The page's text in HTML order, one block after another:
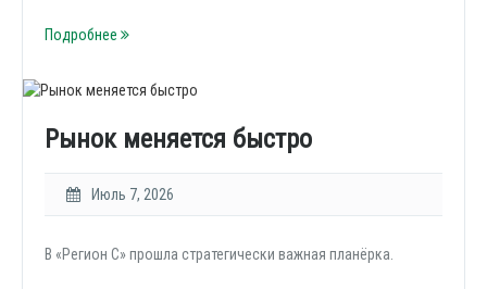
Подробнее
Рынок меняется быстро
Июль 7, 2026
В «Регион С» прошла стратегически важная планёрка.